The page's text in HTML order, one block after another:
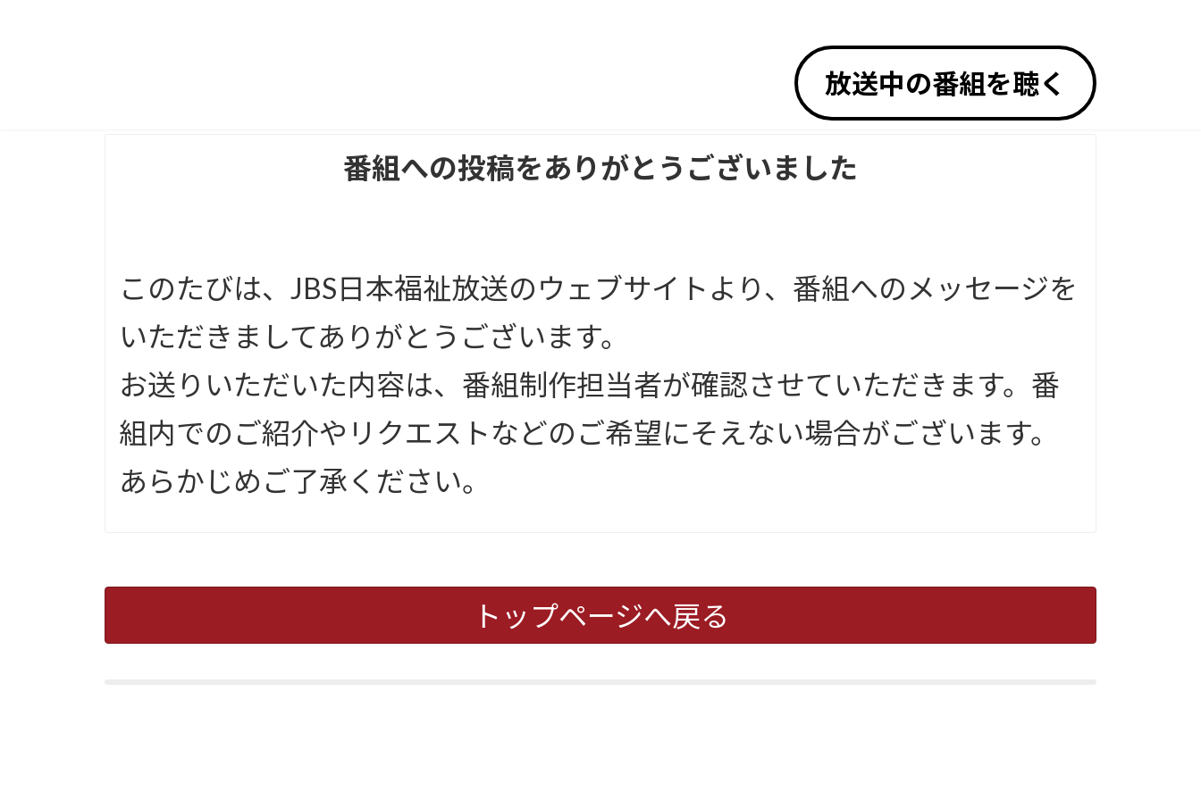
放送中の番組を聴く
番組への投稿をありがとうございました
このたびは、JBS日本福祉放送のウェブサイトより、番組へのメッセージを
いただきましてありがとうございます。
お送りいただいた内容は、番組制作担当者が確認させていただきます。番
組内でのご紹介やリクエストなどのご希望にそえない場合がございます。
あらかじめご了承ください。
トップページへ戻る